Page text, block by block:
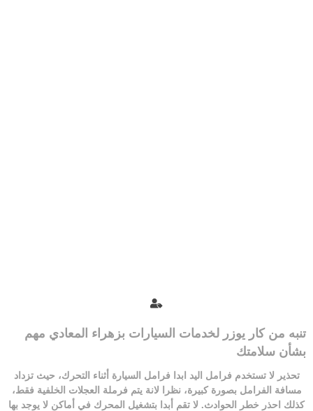
تنبه من كار يوزر لخدمات السيارات بزهراء المعادي مهم
بشأن سلامتك
تحذير لا تستخدم فرامل اليد ابدا فرامل السيارة أثناء التحرك، حيث تزداد
مسافة الفرامل بصورة كبيرة، نظرا لانة يتم فرملة العجلات الخلفية فقط،
كذلك احذر خطر الحوادث. لا تقم أبدا بتشغيل المحرك في أماكن لا يوجد بها